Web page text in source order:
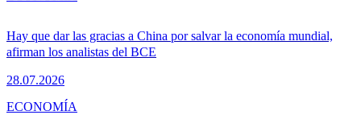
Hay que dar las gracias a China por salvar la economía mundial,
afirman los analistas del BCE
28.07.2026
ECONOMÍA